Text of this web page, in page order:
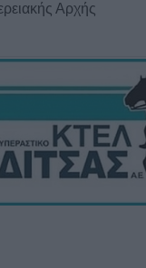
Αρχής